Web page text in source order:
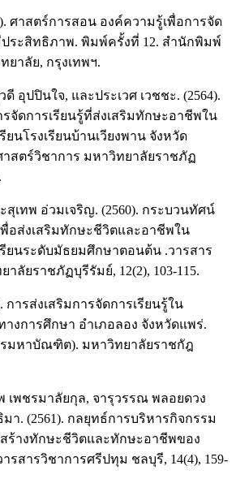
ศาสตร์การสอน องค์ความรู้เพื่อการจัด
ประสิทธิภาพ. พิมพ์ครั้งที่ 12. สำนักพิมพ์
าลัย, กรุงเทพฯ.
อุปปินใจ, และประเวศ เวชชะ. (2564).
จัดการเรียนรู้ที่ส่งเสริมทักษะอาชีพใน
ยนโรงเรียนบ้านเวียงพาน จังหวัด
าสตร์วิชาการ มหาวิทยาลัยราชภัฏ
เทพ อ่วมเจริญ. (2560). กระบวนทัศน์
อส่งเสริมทักษะชีวิตและอาชีพใน
ยนระดับมัธยมศึกษาตอนต้น .วารสาร
ลัยราชภัฏบุรีรัมย์, 12(2), 103-115.
การส่งเสริมการจัดการเรียนรู้ใน
างการศึกษา อำเภอลอง จังหวัดแพร่.
มหาบัณฑิต). มหาวิทยาลัยราชกัฎ
เพชรมาลัยกุล, จารุวรรณ พลอยดวง
า. (2561). กลยุทธ์การบริหารกิจกรรม
ร้างทักษะชีวิตและทักษะอาชีพของ
รสารวิชาการศรีปทุม ชลบุรี, 14(4), 159-